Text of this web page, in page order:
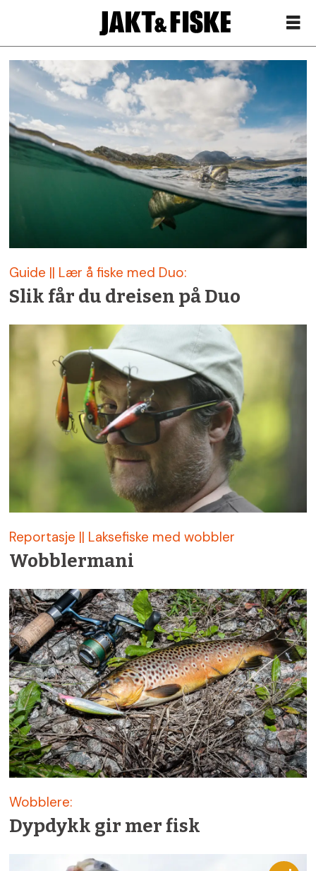
Siste
nytt
om
wobbler
Jakt
&
Guide || Lær å fiske med Duo:
Slik får du dreisen på Duo
Reportasje || Laksefiske med wobbler
Wobblermani
Wobblere:
Dypdykk gir mer fisk